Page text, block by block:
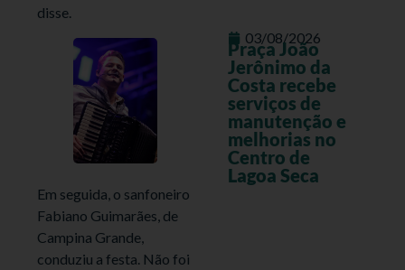
disse.
Em seguida, o sanfoneiro
Fabiano Guimarães, de
Campina Grande,
conduziu a festa. Não foi
03/08/2026
Praça João
Jerônimo da
Costa recebe
serviços de
manutenção e
melhorias no
Centro de
Lagoa Seca